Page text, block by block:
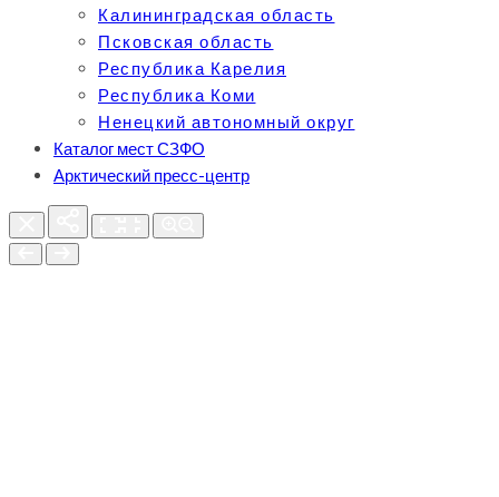
Калининградская область
Псковская область
Республика Карелия
Республика Коми
Ненецкий автономный округ
Каталог мест СЗФО
Арктический пресс-центр